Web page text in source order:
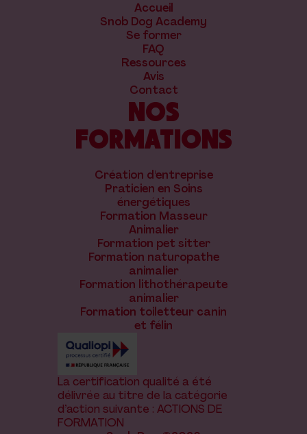
Accueil
Snob Dog Academy
Se former
FAQ
Ressources
Avis
Contact
NOS
FORMATIONS
Création d'entreprise
Praticien en Soins
énergétiques
Formation Masseur
Animalier
Formation pet sitter
Formation naturopathe
animalier
Formation lithothérapeute
animalier
Formation toiletteur canin
et félin
La certification qualité a été
délivrée au titre de la catégorie
d’action suivante : ACTIONS DE
FORMATION